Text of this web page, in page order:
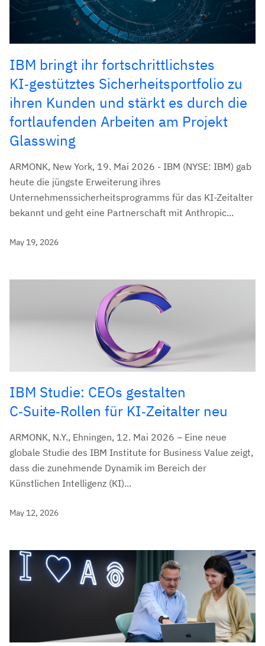
IBM bringt ihr fortschrittlichstes
KI‑gestütztes Sicherheitsportfolio zu
ihren Kunden und stärkt es durch die
fortlaufenden Arbeiten am Projekt
Glasswing
ARMONK, New York, 19. Mai 2026 - IBM (NYSE: IBM) gab
heute die jüngste Erweiterung ihres
Unternehmenssicherheitsprogramms für das KI-Zeitalter
bekannt und geht eine Partnerschaft mit Anthropic...
May 19, 2026
IBM Studie: CEOs gestalten
C‑Suite‑Rollen für KI‑Zeitalter neu
ARMONK, N.Y., Ehningen, 12. Mai 2026 – Eine neue
globale Studie des IBM Institute for Business Value zeigt,
dass die zunehmende Dynamik im Bereich der
Künstlichen Intelligenz (KI)...
May 12, 2026